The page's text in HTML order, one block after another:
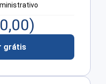
0,00)
grátis